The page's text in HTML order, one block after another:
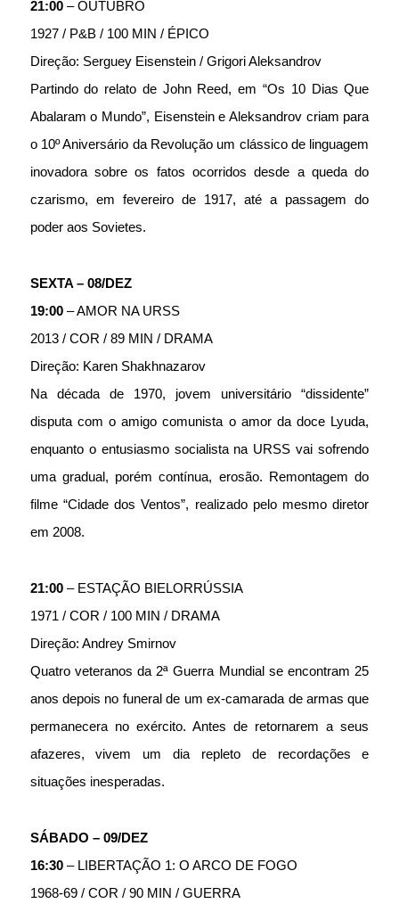
21:00 – OUTUBRO
1927 / P&B / 100 MIN / ÉPICO
Direção: Serguey Eisenstein / Grigori Aleksandrov
Partindo do relato de John Reed, em “Os 10 Dias Que
Abalaram o Mundo”, Eisenstein e Aleksandrov criam para
o 10º Aniversário da Revolução um clássico de linguagem
inovadora sobre os fatos ocorridos desde a queda do
czarismo, em fevereiro de 1917, até a passagem do
poder aos Sovietes.
SEXTA – 08/DEZ
19:00 – AMOR NA URSS
2013 / COR / 89 MIN / DRAMA
Direção: Karen Shakhnazarov
Na década de 1970, jovem universitário “dissidente”
disputa com o amigo comunista o amor da doce Lyuda,
enquanto o entusiasmo socialista na URSS vai sofrendo
uma gradual, porém contínua, erosão. Remontagem do
filme “Cidade dos Ventos”, realizado pelo mesmo diretor
em 2008.
21:00 – ESTAÇÃO BIELORRÚSSIA
1971 / COR / 100 MIN / DRAMA
Direção: Andrey Smirnov
Quatro veteranos da 2ª Guerra Mundial se encontram 25
anos depois no funeral de um ex-camarada de armas que
permanecera no exército. Antes de retornarem a seus
afazeres, vivem um dia repleto de recordações e
situações inesperadas.
SÁBADO – 09/DEZ
16:30 – LIBERTAÇÃO 1: O ARCO DE FOGO
1968-69 / COR / 90 MIN / GUERRA